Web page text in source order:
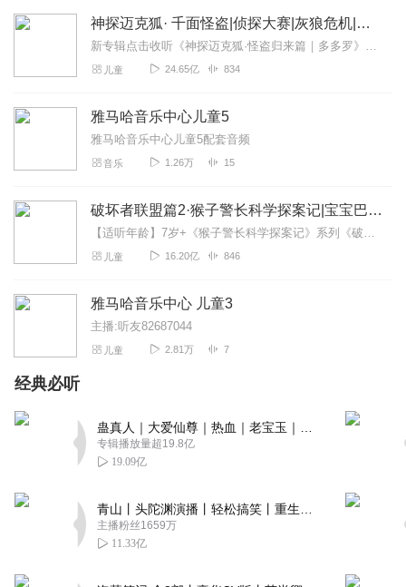
2022-06-11 神探迈克狐· 千面怪盗|侦探大赛|灰狼危机|多多罗
新专辑点击收听《神探迈克狐·怪盗归来篇｜多多罗》！！！>>>点击进入主播橱窗购买《神探迈克狐》系列图书吧!<<<多多罗故事【点击前往】收听多多罗其他好玩有趣的故...
儿童 24.65亿 834
雅马哈音乐中心儿童5
雅马哈音乐中心儿童5配套音频
音乐 1.26万 15
破坏者联盟篇2·猴子警长科学探案记|宝宝巴士故事
【适听年龄】7岁+《猴子警长科学探案记》系列《破坏者联盟篇1·猴子警长科学探案记》>>>《破坏者联盟篇2·猴子警长科学探案记》>>>《破坏者联盟篇3·猴子警长科...
儿童 16.20亿 846
雅马哈音乐中心 儿童3
主播:听友82687044
儿童 2.81万 7
经典必听
专辑播放量超19.8亿
19.09亿
主播粉丝1659万
11.33亿